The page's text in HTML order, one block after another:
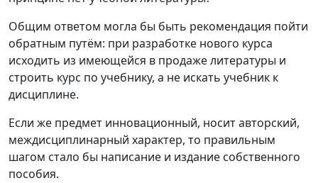
Общим ответом могла бы быть рекомендация пойти
обратным путём: при разработке нового курса
исходить из имеющейся в продаже литературы и
строить курс по учебнику, а не искать учебник к
дисциплине.
Если же предмет инновационный, носит авторский,
междисциплинарный характер, то правильным
шагом стало бы написание и издание собственного
пособия.